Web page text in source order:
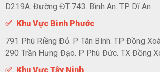
D219A. Đường ĐT 743. Bình An. TP Dĩ An
✅ Khu Vực Bình Phước
791 Phú Riềng Đỏ. P Tân Bình. TP Đồng
290 Trần Hưng Đạo. P Phú Đức. TX Đồng
✅ Khu Vực Tây Ninh